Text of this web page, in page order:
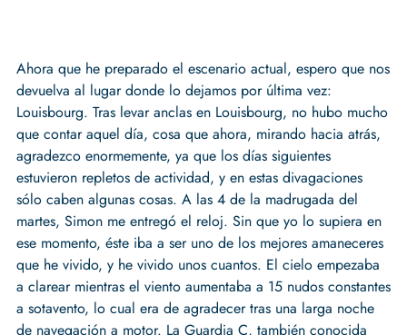
Ahora que he preparado el escenario actual, espero que nos
devuelva al lugar donde lo dejamos por última vez:
Louisbourg. Tras levar anclas en Louisbourg, no hubo mucho
que contar aquel día, cosa que ahora, mirando hacia atrás,
agradezco enormemente, ya que los días siguientes
estuvieron repletos de actividad, y en estas divagaciones
sólo caben algunas cosas. A las 4 de la madrugada del
martes, Simon me entregó el reloj. Sin que yo lo supiera en
ese momento, éste iba a ser uno de los mejores amaneceres
que he vivido, y he vivido unos cuantos. El cielo empezaba
a clarear mientras el viento aumentaba a 15 nudos constantes
a sotavento, lo cual era de agradecer tras una larga noche
de navegación a motor. La Guardia C, también conocida